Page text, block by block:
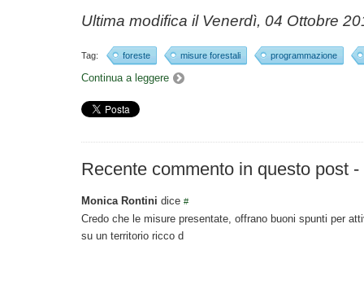
Ultima modifica il Venerdì, 04 Ottobre
Tag: foreste misure forestali programmazione
Continua a leggere
Recente commento in questo post -
Monica Rontini dice #
Credo che le misure presentate, offrano buoni spunti per
su un territorio ricco d